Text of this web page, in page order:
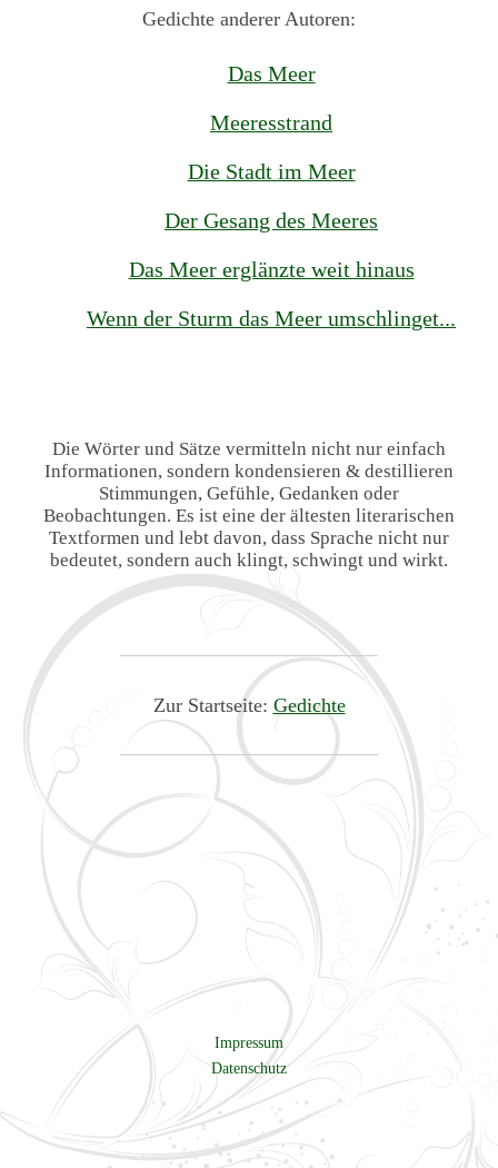
Gedichte anderer Autoren:
Das Meer
Meeresstrand
Die Stadt im Meer
Der Gesang des Meeres
Das Meer erglänzte weit hinaus
Wenn der Sturm das Meer umschlinget...
Die Wörter und Sätze vermitteln nicht nur einfach
Informationen, sondern kondensieren & destillieren
Stimmungen, Gefühle, Gedanken oder
Beobachtungen. Es ist eine der ältesten literarischen
Textformen und lebt davon, dass Sprache nicht nur
bedeutet, sondern auch klingt, schwingt und wirkt.
Zur Startseite: Gedichte
Impressum
Datenschutz